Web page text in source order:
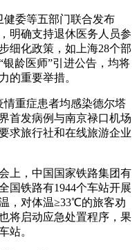
健委等五部门联合发布
明确支持退休医务人员参
细化政策，如上海28个部
龄医师”引进公告，均将
的重要举措。
情重症患者均感染德尔塔
首发病例与南京禄口机场
求旅行社和在线旅游企业
上，中国国家铁路集团有
国铁路有1944个车站开展
，对体温≥33℃的旅客劝
将启动应急处置程序，果
站。